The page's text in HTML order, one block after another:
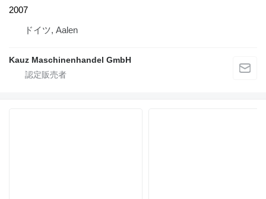
2007
ドイツ, Aalen
Kauz Maschinenhandel GmbH